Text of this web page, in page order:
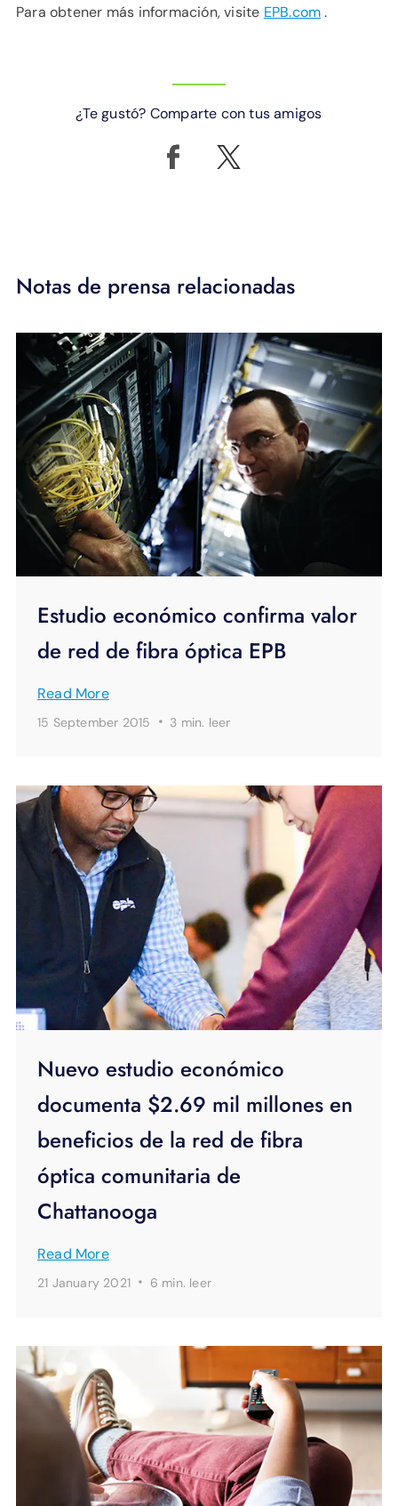
Para obtener más información, visite EPB.com.
¿Te gustó? Comparte con tus amigos
Notas de prensa relacionadas
Estudio económico confirma valor
de red de fibra óptica EPB
Read More
15 September 2015 · 3 min. leer
Nuevo estudio económico
documenta $2.69 mil millones en
beneficios de la red de fibra
óptica comunitaria de
Chattanooga
Read More
21 January 2021 · 6 min. leer